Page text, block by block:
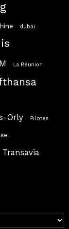
dubai
La Réunion
Orly Pilotes
Transavia